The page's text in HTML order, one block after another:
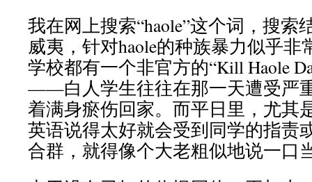
我在网上搜索“haole”这个词，搜索
威夷，针对haole的种族暴力似乎
学校都有一个非官方的“Kill Haole
——白人学生往往在那一天遭受严
着满身瘀伤回家。而平日里，尤其
英语说得太好就会受到同学的指责
合群，就得像个大老粗似地说一口